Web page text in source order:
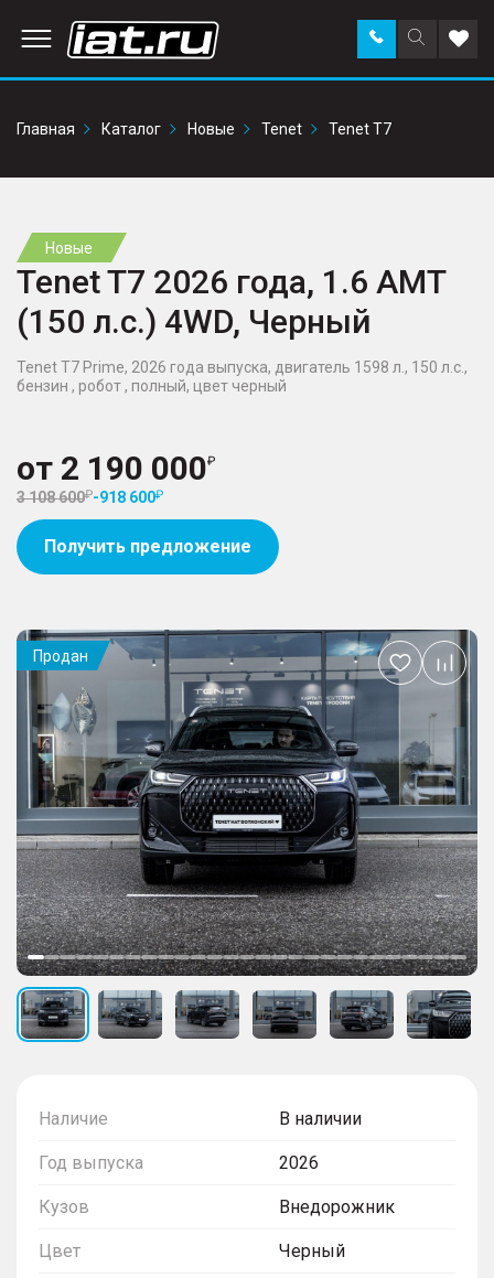
Поиск
по
Заказать
звонок в
Главная
Каталог Новые Tenet Tenet T7
Новые
Tenet T7 2026 года, 1.6 AMT
(150 л.с.) 4WD, Черный
Tenet T7 Prime, 2026 года выпуска, двигатель 1598 л., 150 л.с.,
бензин , робот , полный, цвет черный
от 2 190 000
3 108 600 -918 600
Получить предложение
Наличие В наличии
Год выпуска 2026
Кузов Внедорожник
Цвет Черный
Продан
Добавить
в
избранное